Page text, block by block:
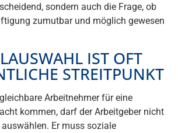
sondern auch die Frage, ob
zumutbar und möglich gewesen
IST OFT
STREITPUNKT
Arbeitnehmer für eine
kommen, darf der Arbeitgeber nicht
Er muss soziale